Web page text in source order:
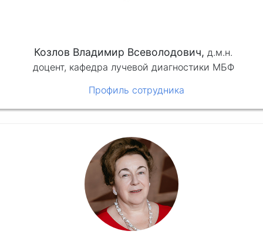
Козлов Владимир Всеволодович, д.м.н.
доцент, кафедра лучевой диагностики МБФ
Профиль сотрудника